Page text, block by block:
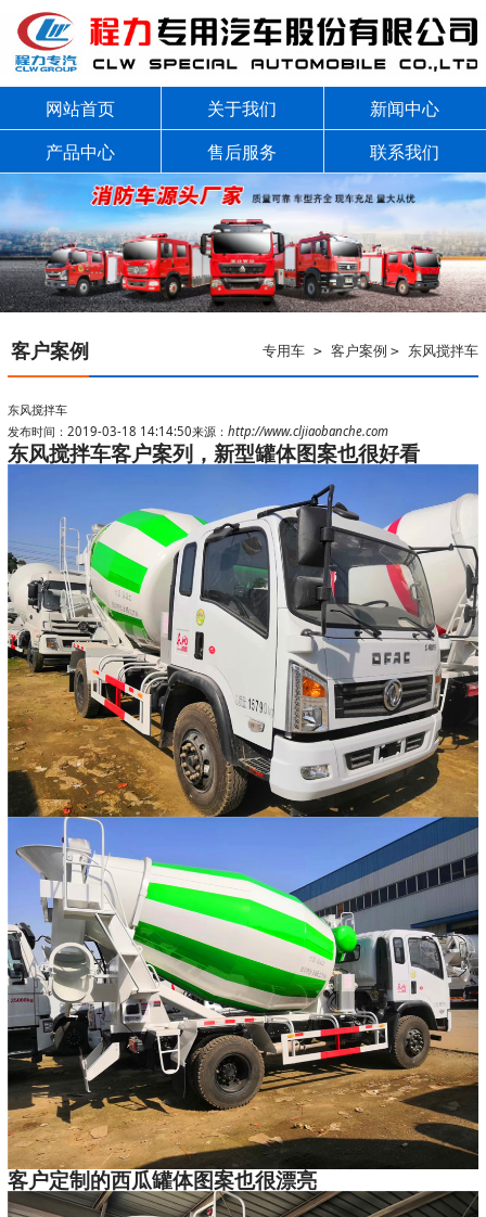
网站首页 关于我们
新闻中心
产品中心
售后服务 联系我们
专用车> 客户案例 > 东风搅拌车
客户案例
东风搅拌车
发布时间：2019-03-18 14:14:50来源：http://www.cljiaobanche.com
东风搅拌车客户案列，新型罐体图案也很好看
客户定制的西瓜罐体图案也很漂亮